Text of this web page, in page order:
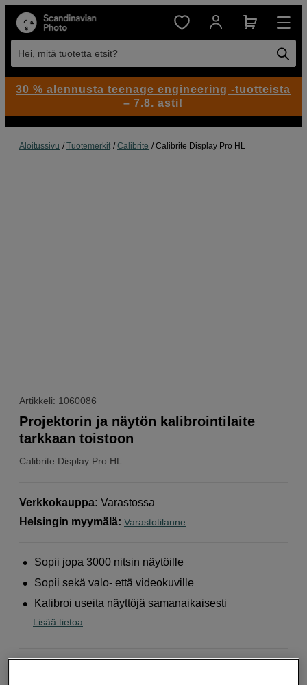
Hei, mitä tuotetta etsit?
Aloitussivu Tuotemerkit Calibrite Calibrite Display Pro HL
Artikkeli: 1060086
Calibrite Display Pro HL
Projektorin ja näytön kalibrointilaite
tarkkaan toistoon
Verkkokauppa: Varastossa
Helsingin myymälä: Varastotilanne
Sopii jopa 3000 nitsin näytöille
Sopii sekä valo- että videokuville
Kalibroi useita näyttöjä samanaikaisesti
Lisää tietoa
30 % alennusta teenage engineering -tuotteista
– 7.8. asti!